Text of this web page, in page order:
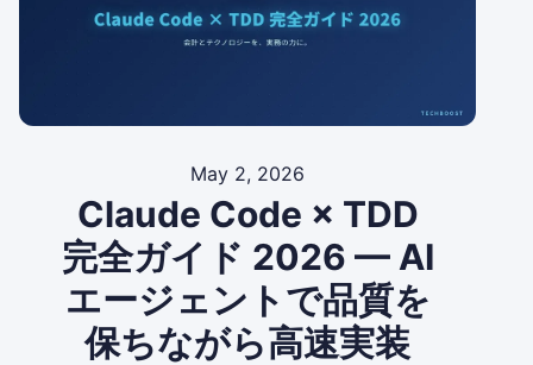
May 2, 2026
Claude Code × TDD
完全ガイド 2026 — AI
エージェントで品質を
保ちながら高速実装